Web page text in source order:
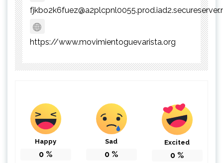
https://www.movimientoguevarista.org
Happy
0 %
Sad
0 %
Excited
0 %